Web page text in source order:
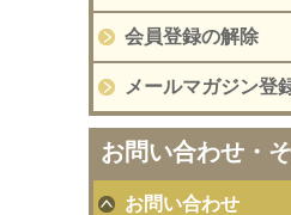
会員登録の解除
メールマガジン登
お問い合わせ・
お問い合わせ